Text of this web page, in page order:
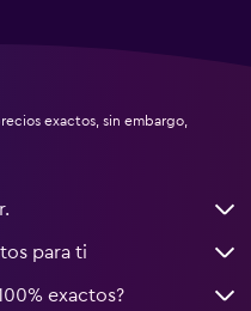
exactos, sin embargo,
para ti
exactos?